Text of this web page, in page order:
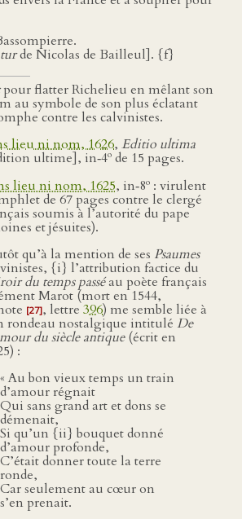
de Nicolas de Bailleul]. {f}
pour flatter Richelieu en mêlant son
au symbole de son plus éclatant
contre les calvinistes.
lieu ni nom, 1626, Editio ultima
ultime], in‑4o de 15 pages.
lieu ni nom, 1625, in‑8o : virulent
de 67 pages contre le clergé
soumis à l’autorité du pape
et jésuites).
qu’à la mention de ses Psaumes
{i} l’attribution factice du
du temps passéau poète français
Marot (mort en 1544,
[27], lettre 396) me semble liée à
rondeau nostalgique intitulé De
du siècle antique(écrit en
:
« Au bon vieux temps un train
d’amour régnait
Qui sans grand art et dons se
démenait,
Si qu’un {ii} bouquet donné
d’amour profonde,
C’était donner toute la terre
ronde,
Car seulement au cœur on
s’en prenait.